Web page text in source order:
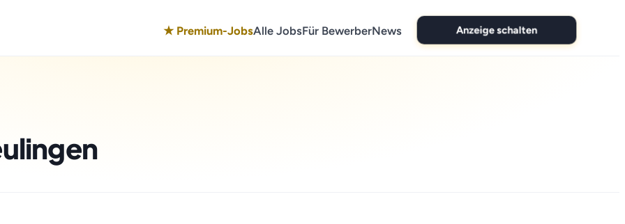
★ Premium-JobsAlle JobsFür BewerberNews Anzeige schalten